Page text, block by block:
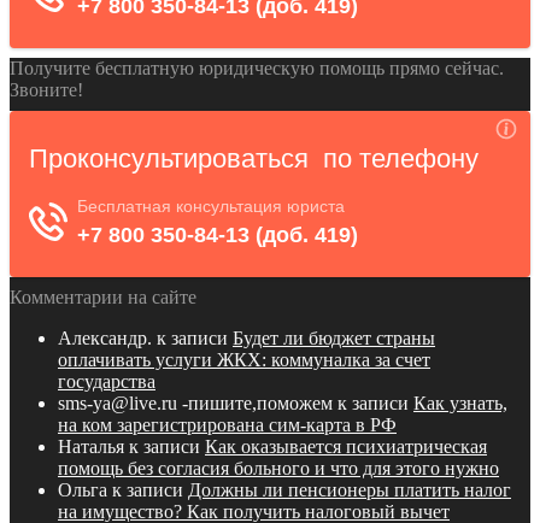
Получите бесплатную юридическую помощь прямо сейчас.
Звоните!
Комментарии на сайте
Александр. к записи Будет ли бюджет страны
оплачивать услуги ЖКХ: коммуналка за счет
государства
sms-ya@live.ru -пишите,поможем к записи Как узнать,
на ком зарегистрирована сим-карта в РФ
Наталья к записи Как оказывается психиатрическая
помощь без согласия больного и что для этого нужно
Ольга к записи Должны ли пенсионеры платить налог
на имущество? Как получить налоговый вычет